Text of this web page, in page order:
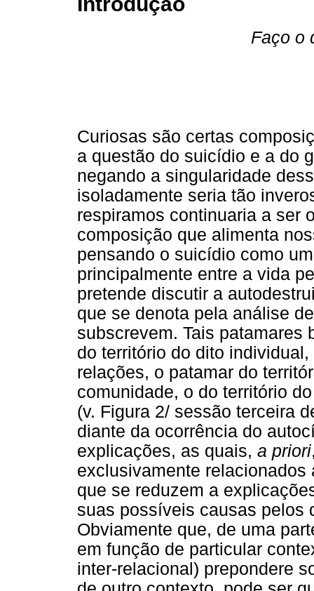
Faço
Curiosas são certas
a questão do suicídio e a do
negando a singularidade
isoladamente seria tão
respiramos continuaria a ser
composição que alimenta
pensando o suicídio como
principalmente entre a vida
pretende discutir a
que se denota pela análise
subscrevem. Tais patamares
do território do dito
relações, o patamar do
comunidade, o do território
(v. Figura 2/ sessão terceira
diante da ocorrência do
explicações, as quais, a priori
exclusivamente
que se reduzem a
suas possíveis causas pelos
Obviamente que, de uma
em função de particular
inter-relacional) prepondere